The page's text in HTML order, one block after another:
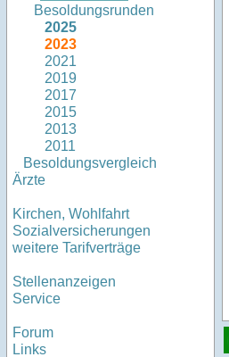
Besoldungsrunden
2025
2023
2021
2019
2017
2015
2013
2011
Besoldungsvergleich
Ärzte
Kirchen, Wohlfahrt
Sozialversicherungen
weitere Tarifverträge
Stellenanzeigen
Service
Forum
Links